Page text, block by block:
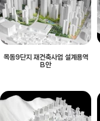
목동9단지 재건축사업 설계용역
B안